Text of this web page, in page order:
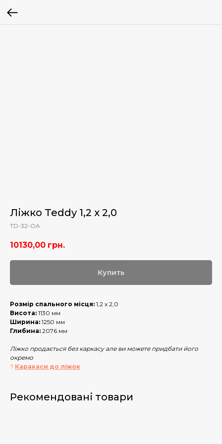
Ліжко Teddy 1,2 х 2,0
TD-32-OA
10130,00 грн.
Купить
Розмір спального місця: 1,2 х 2,0
Висота: 1130 мм
Ширина: 1250 мм
Глибина: 2076 мм
Ліжко продається без каркасу але ви можете придбати його
окремо
? Каракаси до ліжок
Рекомендовані товари